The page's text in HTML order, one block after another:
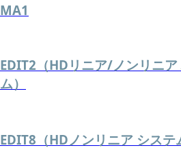
MA1
EDIT2（HDリニア/ノンリニ
ム）
EDIT8（HDノンリニア システ